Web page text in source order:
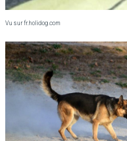
Vu sur fr.holidog.com